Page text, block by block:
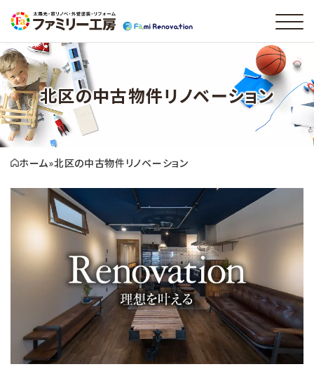
北区の中古物件リノベーション
ホーム»北区の中古物件リノベーション